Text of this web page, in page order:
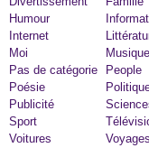
Humour
Internet
Moi
Musique
Pas de catégorie
People
Poésie
Publicité
Sport
Voitures
Voyages